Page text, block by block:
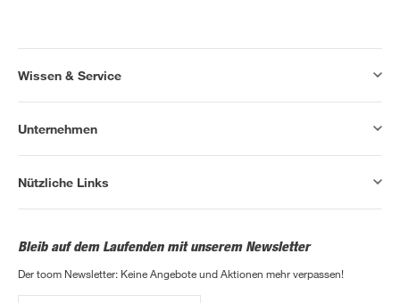
Wissen & Service
Unternehmen
Nützliche Links
Bleib auf dem Laufenden mit unserem Newsletter
Der toom Newsletter: Keine Angebote und Aktionen mehr verpassen!